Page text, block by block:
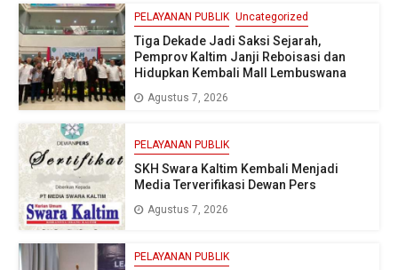
PELAYANAN PUBLIK Uncategorized
Tiga Dekade Jadi Saksi Sejarah,
Pemprov Kaltim Janji Reboisasi dan
Hidupkan Kembali Mall Lembuswana
Agustus 7, 2026
PELAYANAN PUBLIK
SKH Swara Kaltim Kembali Menjadi
Media Terverifikasi Dewan Pers
Agustus 7, 2026
PELAYANAN PUBLIK